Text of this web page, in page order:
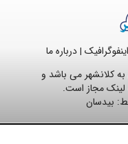
اینفوگرافیک |درباره ما
کلانشهر می باشد و
لینک مجاز است.
بیدسان